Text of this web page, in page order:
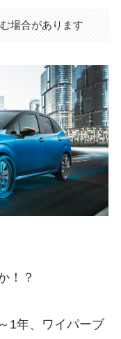
場合があります
！？
1年、ワイパーブ